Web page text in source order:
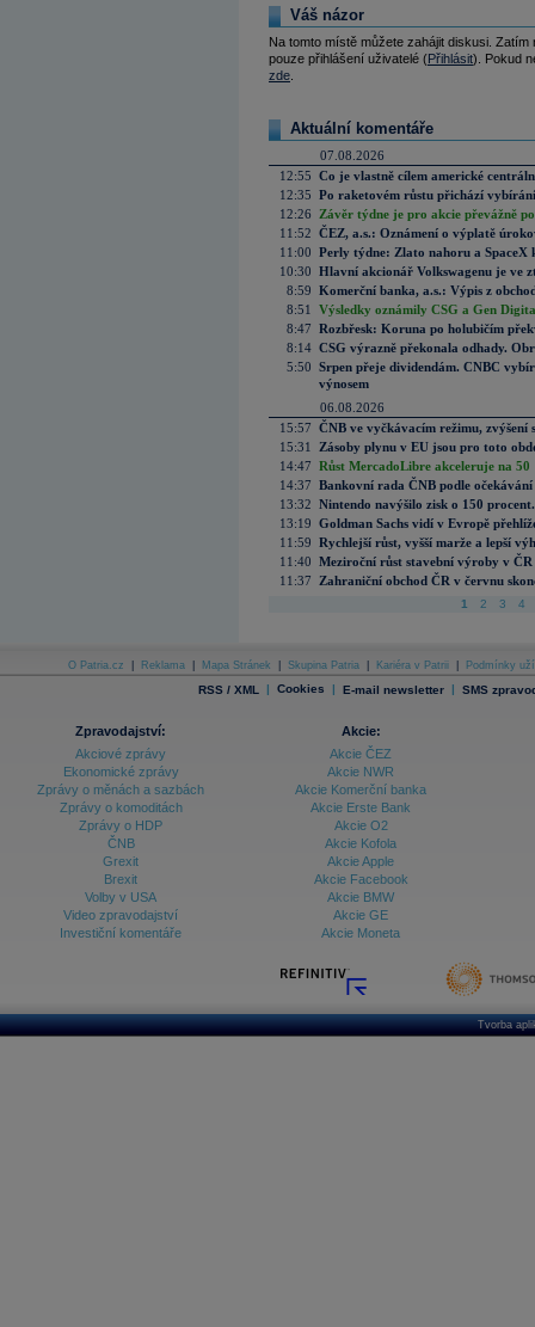
Váš názor
Na tomto místě můžete zahájit diskusi.
pouze přihlášení uživatelé (Přihlásit). Pokud
zde
Aktuální komentáře
07.08.2026
12:55 Co je vlastně cílem americké
12:35 Po raketovém růstu přichází
12:26
Závěr týdne je pro akcie převážně
11:52 ČEZ, a.s.: Oznámení o výplatě
11:00 Perly týdne: Zlato nahoru a SpaceX
10:30 Hlavní akcionář Volkswagenu je ve
8:59 Komerční banka, a.s.: Výpis z
8:51
Výsledky oznámily CSG a Gen
8:47 Rozbřesk: Koruna po holubičím
8:14 CSG výrazně překonala odhady.
5:50 Srpen přeje dividendám. CNBC
výnosem
06.08.2026
15:57 ČNB ve vyčkávacím režimu, zvýšení
15:31
Zásoby plynu v EU jsou pro toto
14:47 Růst MercadoLibre akceleruje na
14:37 Bankovní rada ČNB podle
13:32 Nintendo navýšilo zisk o 150
13:19 Goldman Sachs vidí v Evropě
11:59 Rychlejší růst, vyšší marže a lepší
11:40 Meziroční růst stavební výroby v
11:37
Zahraniční obchod ČR v červnu
1 2 3 4
O Patria.cz Reklama Mapa Stránek Skupina Patria Kariéra v Patrii Podmínky
RSS / XML | Cookies | E-mail newsletter | SMS
Zpravodajství:
Akciové zprávy
Ekonomické zprávy
Zprávy o měnách a sazbách
Zprávy o komoditách
Zprávy o HDP
ČNB
Grexit
Brexit
Volby v USA
Video zpravodajství
Investiční komentáře
Akcie:
Akcie ČEZ
Akcie NWR
Akcie Komerční banka
Akcie Erste Bank
Akcie O2
Akcie Kofola
Akcie Apple
Akcie Facebook
Akcie BMW
Akcie GE
Akcie Moneta
Tvorba